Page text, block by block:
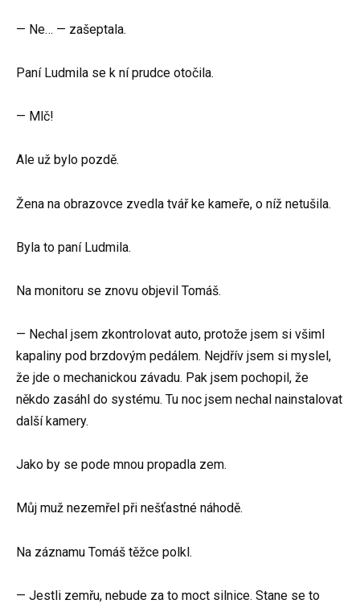
— Ne… — zašeptala.
Paní Ludmila se k ní prudce otočila.
— Mlč!
Ale už bylo pozdě.
Žena na obrazovce zvedla tvář ke kameře, o níž netušila.
Byla to paní Ludmila.
Na monitoru se znovu objevil Tomáš.
— Nechal jsem zkontrolovat auto, protože jsem si všiml
kapaliny pod brzdovým pedálem. Nejdřív jsem si myslel,
že jde o mechanickou závadu. Pak jsem pochopil, že
někdo zasáhl do systému. Tu noc jsem nechal nainstalovat
další kamery.
Jako by se pode mnou propadla zem.
Můj muž nezemřel při nešťastné náhodě.
Na záznamu Tomáš těžce polkl.
— Jestli zemřu, nebude za to moct silnice. Stane se to